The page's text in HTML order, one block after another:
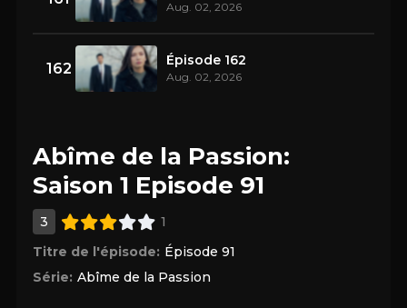
Aug. 02, 2026
162 Épisode 162
Aug. 02, 2026
Abîme de la Passion:
Saison 1 Episode 91
3
1
Titre de l'épisode: Épisode 91
Série: Abîme de la Passion